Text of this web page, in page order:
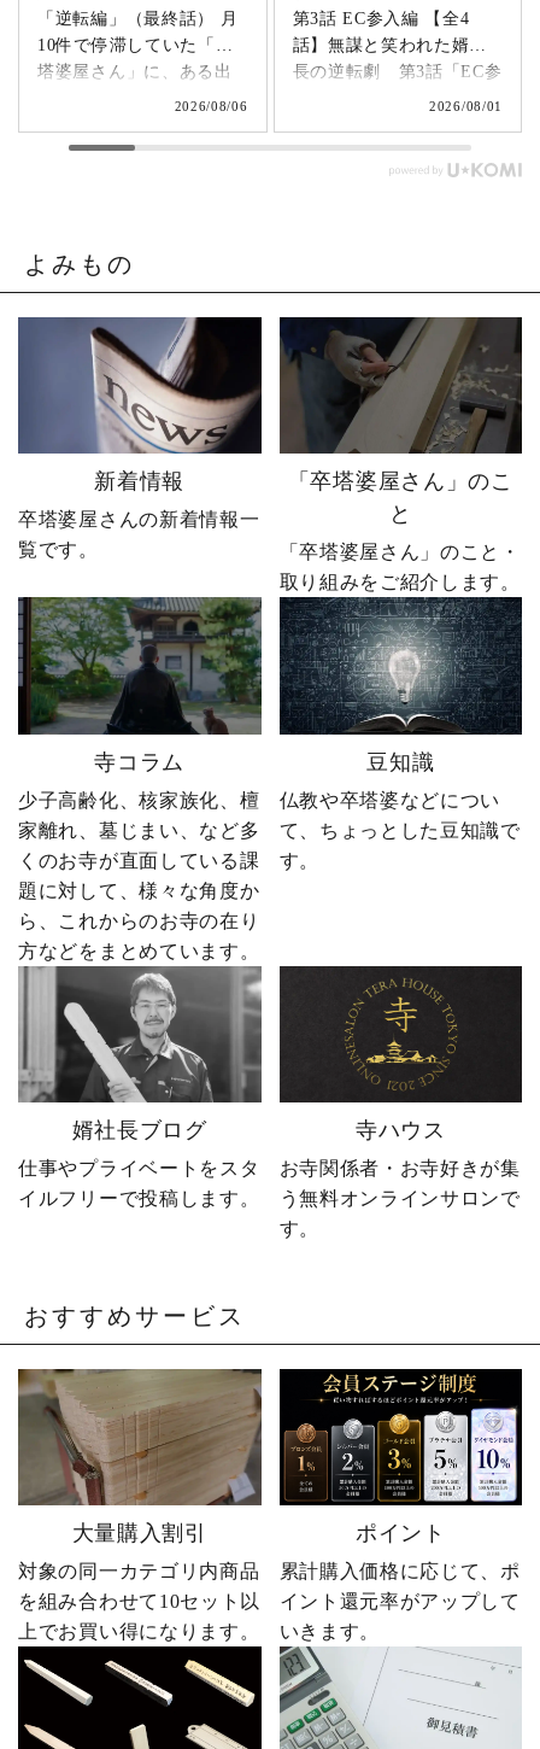
付き（未結）
お買い物を続ける 購入画面へすすむ
「逆転編」（最終話） 月
10件で停滞していた「卒
塔婆屋さん」に、ある出
来事が起こります。▶
まじゃまずい。」 そう痛
発動します。 来る日も来
も予想しなかった結果で
した。 無謀だと笑われた
婿社長の逆転劇、ついに
完結です。 あなたなら、
人生で一番大きな挑戦は
何ですか？ぜひコメント
で教えてください！ 「い
いね」「保存」「フォロ
ー」も励みになります。
ーーーーーー 創業明治15
年｜卒塔婆専門メーカー
東京・日の出町を拠点
に、全国6,000以上のお寺
とお取引する、 お寺のこ
とを知り尽くした“卒塔婆
屋”です。 卒塔婆に関する
疑問をわかりやすく解説
しながら、 住職・寺院向
けの有益な情報や やじ社
長の日常まで発信中！▶
@sotoubaya140 ご相談は
DM・公式LINEからお気
軽にどうぞ📩 #やじ社長 #
卒塔婆 #卒塔婆屋さん #日
の出町 婿社長
2026/08/06
第3話 EC参入編 【全4
話】無謀と笑われた婿社
長の逆転劇 第3話「EC参
たやじ社長が下した決断
とは。▶ @sotoubaya140
いたそうです。 それで
も、ダメ元で始めた初め
てのネットショップ運
たサイトに待っていたの
は、想像以上の結果でし
た。 そして、その後やじ
社長の運命を大きく変え
る出来事が起こります。
続きは第4話「逆転編」。
ぜひ最後までご覧いただ
き、感想をコメントで教
えてください！ 「いい
ね」「保存」「フォロ
ー」も励みになります。
ーーーーーーーーーーー
ーーーーーー 創業明治15
年｜卒塔婆専門メーカー
東京・日の出町を拠点
に、全国6,000以上のお寺
とお取引する、 お寺のこ
しながら、 住職・寺院向
けの有益な情報や やじ社
長の日常まで発信中！▶
@sotoubaya140 ご相談は
DM・公式LINEからお気
軽にどうぞ📩 #やじ社長 #
卒塔婆 #卒塔婆屋さん #日
の出町 婿社長
2026/08/01
よみもの
新着情報
卒塔婆屋さんの新着情報一
覧です。
「卒塔婆屋さん」のこ
と
「卒塔婆屋さん」のこと・
取り組みをご紹介します。
寺コラム
少子高齢化、核家族化、檀
家離れ、墓じまい、など多
くのお寺が直面している課
題に対して、様々な角度か
ら、これからのお寺の在り
方などをまとめています。
豆知識
仏教や卒塔婆などについ
て、ちょっとした豆知識で
す。
婿社長ブログ
仕事やプライベートをスタ
イルフリーで投稿します。
寺ハウス
お寺関係者・お寺好きが集
う無料オンラインサロンで
す。
おすすめサービス
大量購入割引
対象の同一カテゴリ内商品
を組み合わせて10セット以
上でお買い得になります。
ポイント
累計購入価格に応じて、ポ
イント還元率がアップして
いきます。